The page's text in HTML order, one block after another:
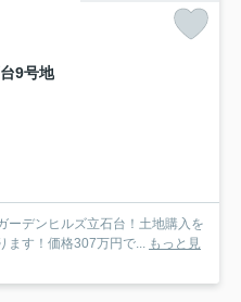
9号地
ーデンヒルズ立石台！土地購入を
ます！価格307万円で... もっと見